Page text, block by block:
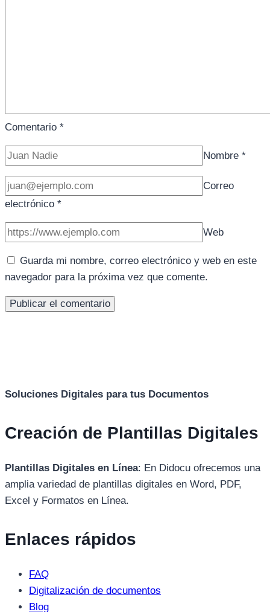
Comentario *
Nombre *
Correo
electrónico *
Web
Guarda mi nombre, correo electrónico y web en este
navegador para la próxima vez que comente.
Soluciones Digitales para tus Documentos
Creación de Plantillas Digitales
Plantillas Digitales en Línea: En Didocu ofrecemos una
amplia variedad de plantillas digitales en Word, PDF,
Excel y Formatos en Línea.
Enlaces rápidos
FAQ
Digitalización de documentos
Blog